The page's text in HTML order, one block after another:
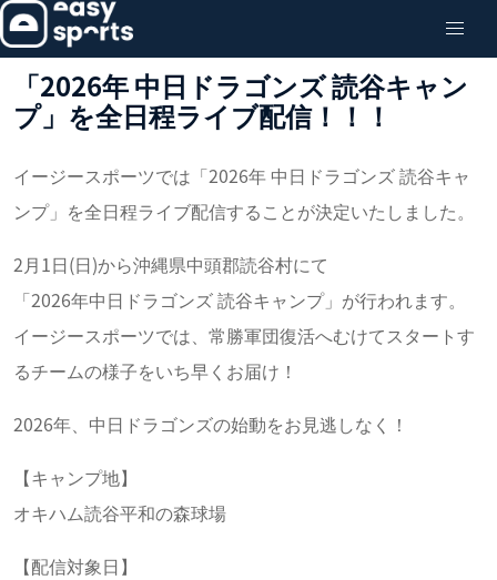
「2026年 中日ドラゴンズ 読谷キャン
プ」を全日程ライブ配信！！！
イージースポーツでは「2026年 中日ドラゴンズ 読谷キャ
ンプ」を全日程ライブ配信することが決定いたしました。
2月1日(日)から沖縄県中頭郡読谷村にて
「2026年中日ドラゴンズ 読谷キャンプ」が行われます。
イージースポーツでは、常勝軍団復活へむけてスタートす
るチームの様子をいち早くお届け！
2026年、中日ドラゴンズの始動をお見逃しなく！
【キャンプ地】
オキハム読谷平和の森球場
【配信対象日】